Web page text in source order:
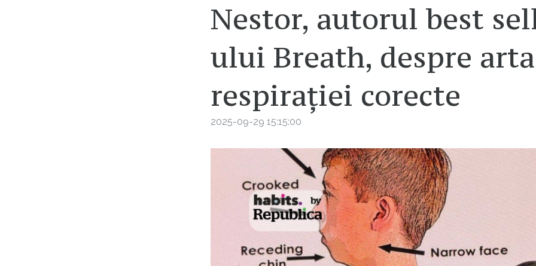
Nestor, autorul best
ului Breath, despre arta
respirației corecte
2025-09-29 15:15:00